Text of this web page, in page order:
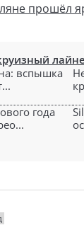
прошёл
вспышка
года